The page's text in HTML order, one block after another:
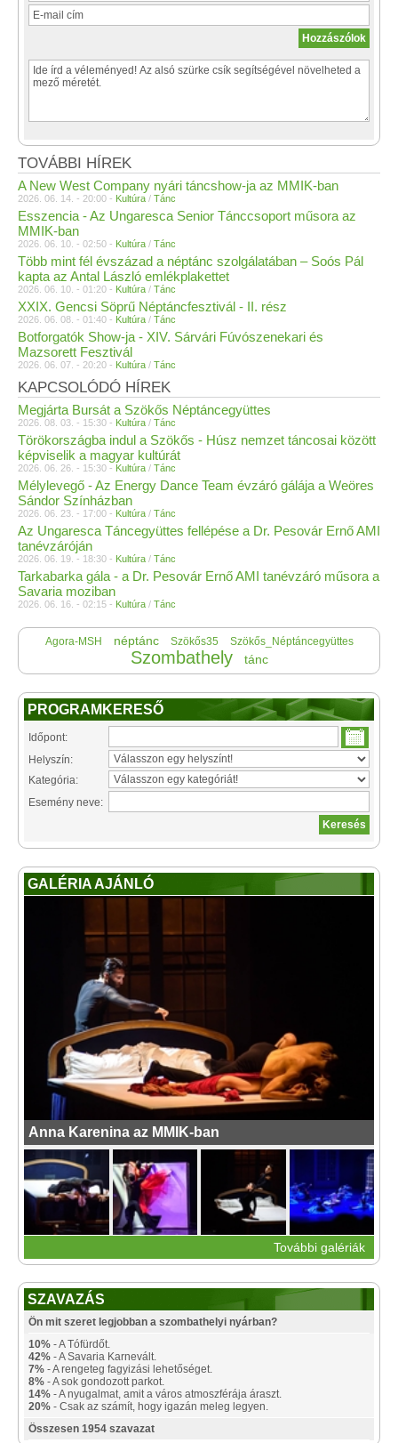
TOVÁBBI HÍREK
A New West Company nyári táncshow-ja az MMIK-ban
2026. 06. 14. - 20:00 - Kultúra / Tánc
Esszencia - Az Ungaresca Senior Tánccsoport műsora az
MMIK-ban
2026. 06. 10. - 02:50 - Kultúra / Tánc
Több mint fél évszázad a néptánc szolgálatában – Soós Pál
kapta az Antal László emlékplakettet
2026. 06. 10. - 01:20 - Kultúra / Tánc
XXIX. Gencsi Söprű Néptáncfesztivál - II. rész
2026. 06. 08. - 01:40 - Kultúra / Tánc
Botforgatók Show-ja - XIV. Sárvári Fúvószenekari és
Mazsorett Fesztivál
2026. 06. 07. - 20:20 - Kultúra / Tánc
KAPCSOLÓDÓ HÍREK
Megjárta Bursát a Szökős Néptáncegyüttes
2026. 08. 03. - 15:30 - Kultúra / Tánc
Törökországba indul a Szökős - Húsz nemzet táncosai között
képviselik a magyar kultúrát
2026. 06. 26. - 15:30 - Kultúra / Tánc
Mélylevegő - Az Energy Dance Team évzáró gálája a Weöres
Sándor Színházban
2026. 06. 23. - 17:00 - Kultúra / Tánc
Az Ungaresca Táncegyüttes fellépése a Dr. Pesovár Ernő AMI
tanévzáróján
2026. 06. 19. - 18:30 - Kultúra / Tánc
Tarkabarka gála - a Dr. Pesovár Ernő AMI tanévzáró műsora a
Savaria moziban
2026. 06. 16. - 02:15 - Kultúra / Tánc
Agora-MSH néptánc Szökős35 Szökős_Néptáncegyüttes
Szombathely tánc
PROGRAMKERESŐ
Időpont:
Helyszín:
Kategória:
Esemény neve:
GALÉRIA AJÁNLÓ
Anna Karenina az MMIK-ban
További galériák
SZAVAZÁS
Ön mit szeret legjobban a szombathelyi nyárban?
10% - A Tófürdőt.
42% - A Savaria Karnevált.
7% - A rengeteg fagyizási lehetőséget.
8% - A sok gondozott parkot.
14% - A nyugalmat, amit a város atmoszférája áraszt.
20% - Csak az számít, hogy igazán meleg legyen.
Összesen 1954 szavazat